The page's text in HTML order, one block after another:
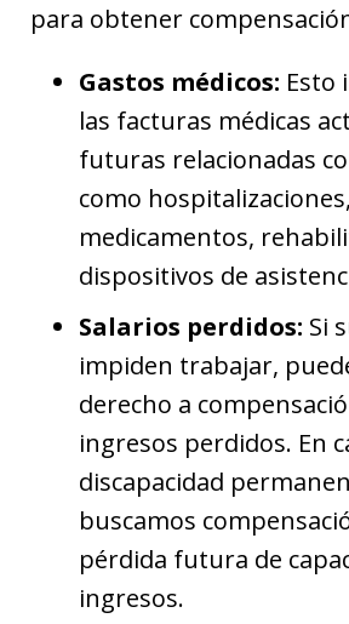
para obtener
Gastos médicos: Esto
las facturas médicas
futuras relacionadas
como
medicamentos,
dispositivos de
Salarios perdidos: Si
impiden trabajar,
derecho a
ingresos perdidos. En
discapacidad
buscamos
pérdida futura de
ingresos.